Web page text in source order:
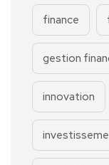
finance
gestion
innovation